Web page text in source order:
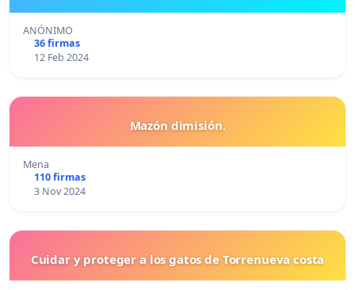
ANÓNIMO
36 firmas
12 Feb 2024
Mazón dimisión.
Mena
110 firmas
3 Nov 2024
Cuidar y proteger a los gatos de Torrenueva costa